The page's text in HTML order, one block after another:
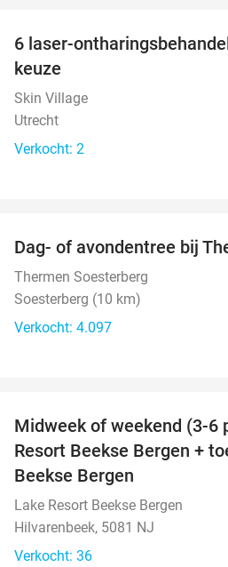
6 laser-
keuze
Skin Village
Utrecht
Verkocht: 2
Dag- of avondentree bij
Thermen Soesterberg
Soesterberg (10 km)
Verkocht: 4.097
Midweek of weekend (3-6
Resort Beekse Bergen +
Beekse Bergen
Lake Resort Beekse Bergen
Hilvarenbeek, 5081 NJ
Verkocht: 36